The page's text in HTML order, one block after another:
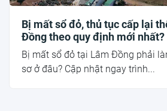
Bị mất sổ đỏ, thủ tục cấp lại
Đồng theo quy định mới nhất?
Bị mất sổ đỏ tại Lâm Đồng phải
sơ ở đâu? Cập nhật ngay trình...